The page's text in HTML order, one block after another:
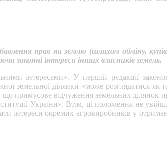
прав на землю (шляхом обміну,
законні інтереси інших власників земель.
інтересами». У першій редакції
земельної ділянки «може розглядатися
примусове відчуження земельних ділянок
України». Втім, ці положення не
інтереси окремих агровиробників у